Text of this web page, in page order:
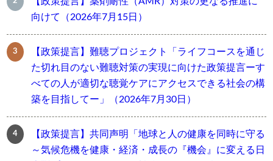
向けて（2026年7月15日）
【政策提言】難聴プロジェクト「ライフコースを通じ
た切れ目のない難聴対策の実現に向けた政策提言ーす
べての人が適切な聴覚ケアにアクセスできる社会の構
築を目指してー」（2026年7月30日）
【政策提言】共同声明「地球と人の健康を同時に守る
～気候危機を健康・経済・成長の『機会』に変える日